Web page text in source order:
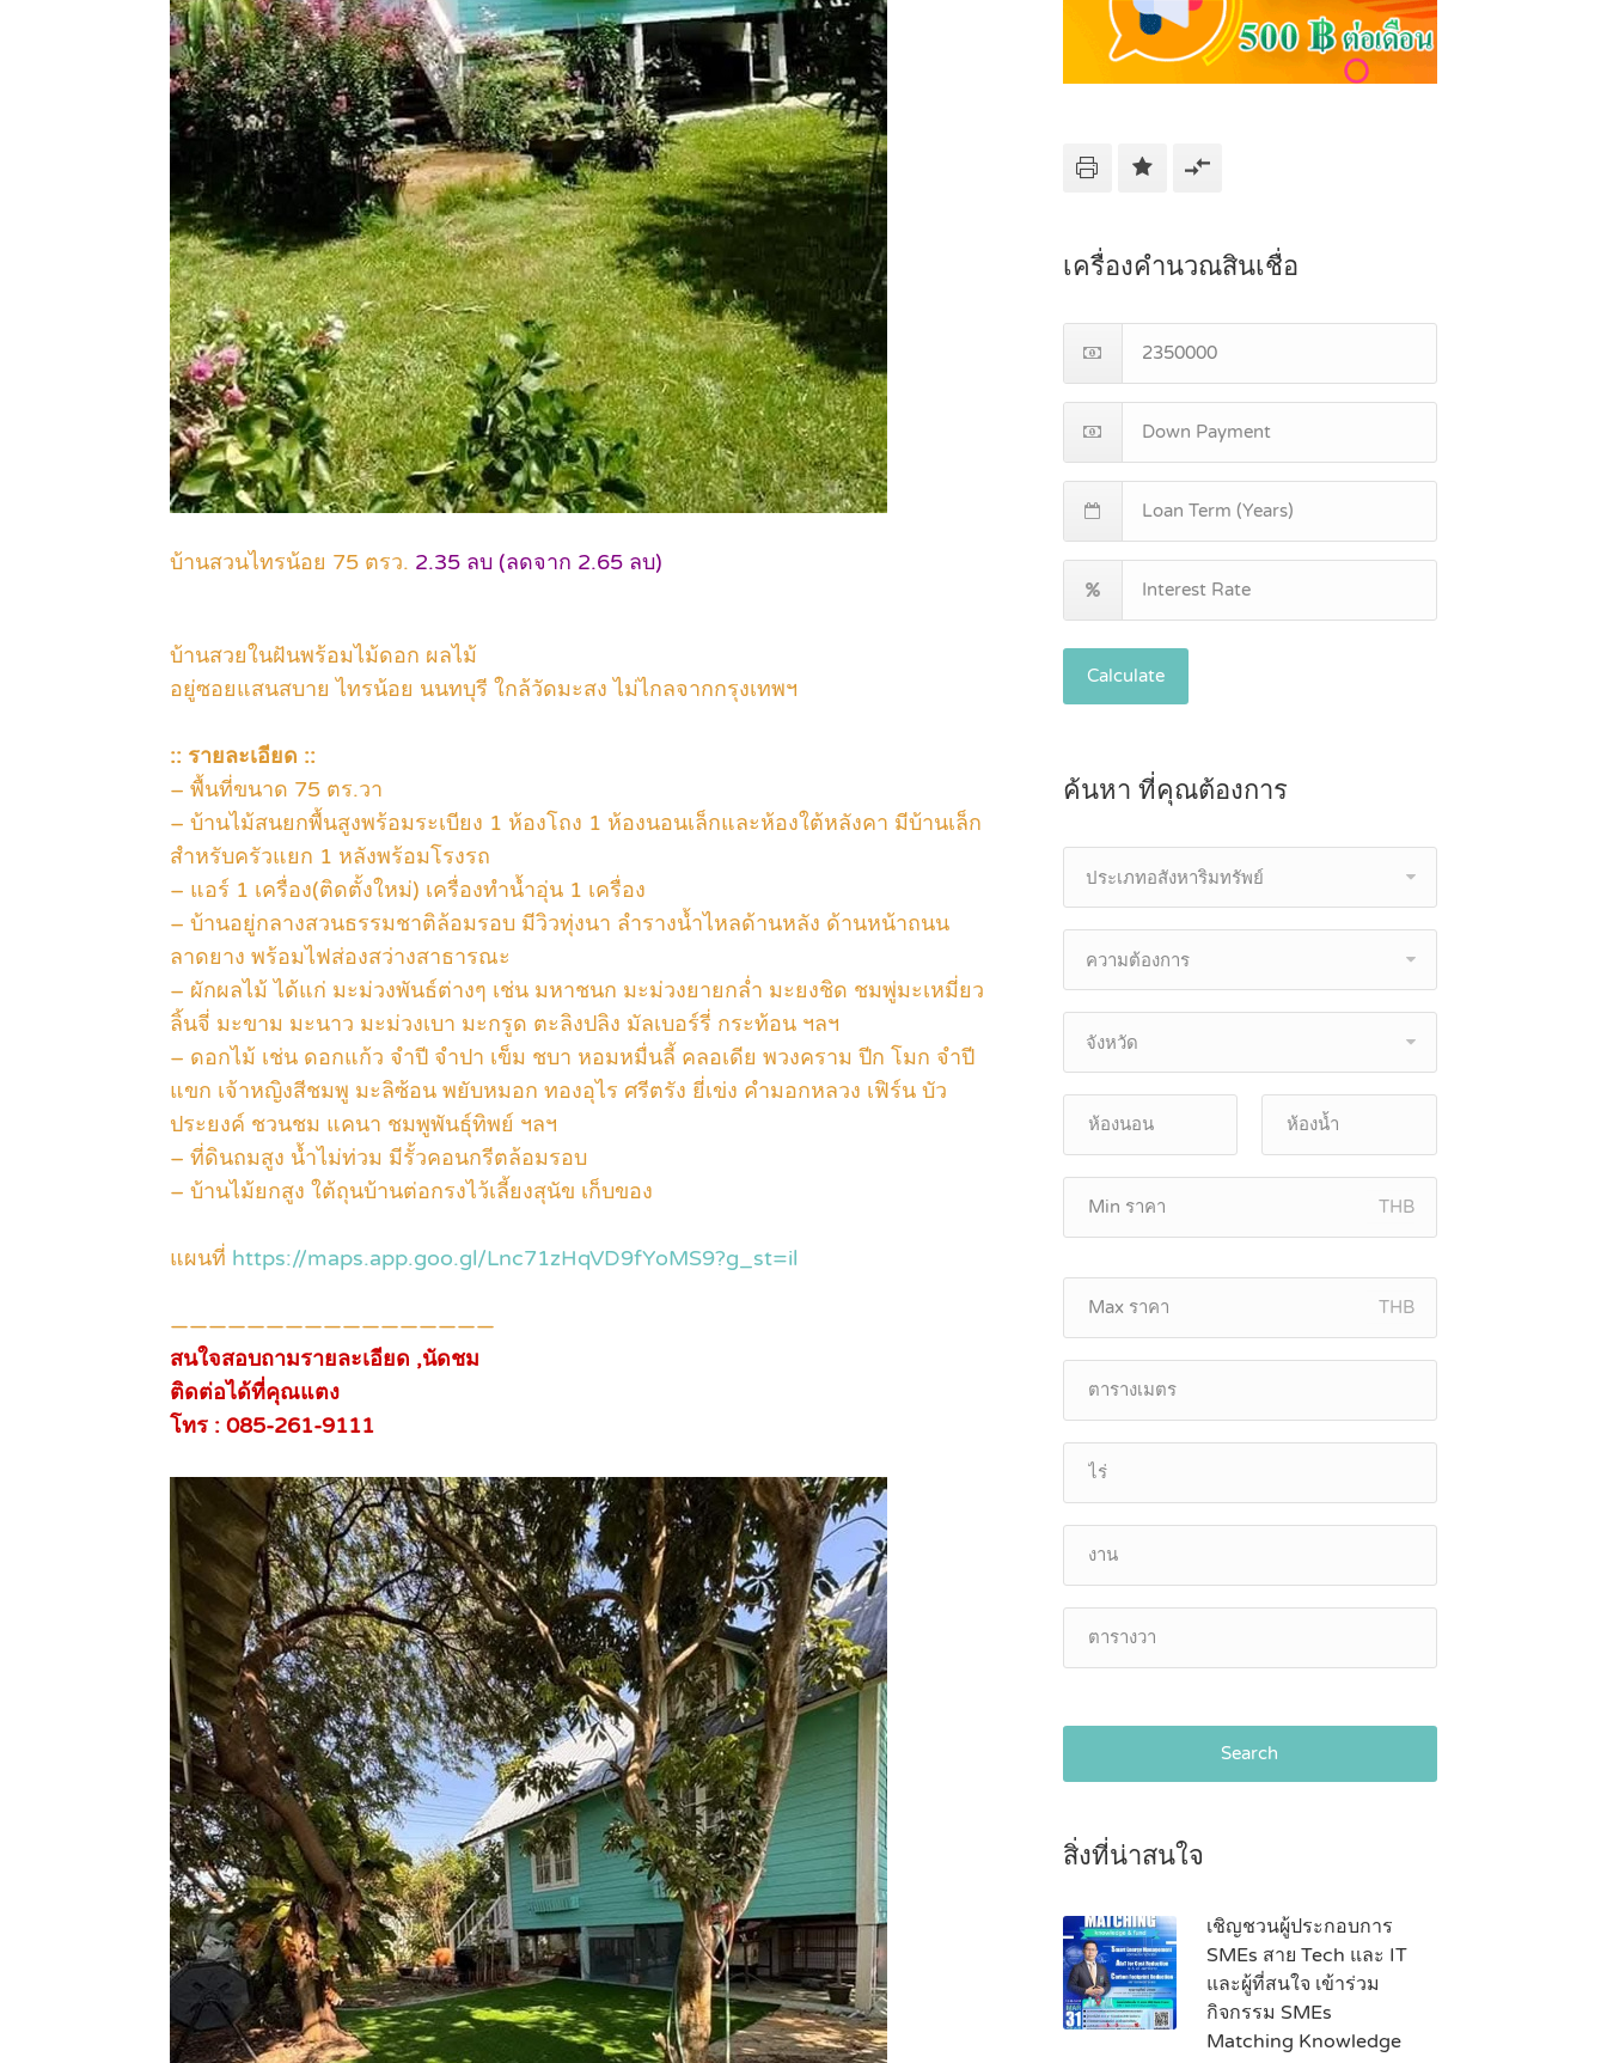
บ้านสวนไทรน้อย 75 ตรว. 2.35 ลบ (ลดจาก 2.65 ลบ)
บ้านสวยในฝันพร้อมไม้ดอก ผลไม้
อยู่ซอยแสนสบาย ไทรน้อย นนทบุรี ใกล้วัดมะสง ไม่ไกลจากกรุงเทพฯ
:: รายละเอียด ::
– พื้นที่ขนาด 75 ตร.วา
– บ้านไม้สนยกพื้นสูงพร้อมระเบียง 1 ห้องโถง 1 ห้องนอนเล็กและห้องใต้หลังคา มีบ้านเล็ก
สำหรับครัวแยก 1 หลังพร้อมโรงรถ
– แอร์ 1 เครื่อง(ติดตั้งใหม่) เครื่องทำน้ำอุ่น 1 เครื่อง
– บ้านอยู่กลางสวนธรรมชาติล้อมรอบ มีวิวทุ่งนา ลำรางน้ำไหลด้านหลัง ด้านหน้าถนน
ลาดยาง พร้อมไฟส่องสว่างสาธารณะ
– ผักผลไม้ ได้แก่ มะม่วงพันธ์ต่างๆ เช่น มหาชนก มะม่วงยายกล่ำ มะยงชิด ชมพู่มะเหมี่ยว
ลิ้นจี่ มะขาม มะนาว มะม่วงเบา มะกรูด ตะลิงปลิง มัลเบอร์รี่ กระท้อน ฯลฯ
– ดอกไม้ เช่น ดอกแก้ว จำปี จำปา เข็ม ชบา หอมหมื่นลี้ คลอเดีย พวงคราม ปีก โมก จำปี
แขก เจ้าหญิงสีชมพู มะลิซ้อน พยับหมอก ทองอุไร ศรีตรัง ยี่เข่ง คำมอกหลวง เฟิร์น บัว
ประยงค์ ชวนชม แคนา ชมพูพันธุ์ทิพย์ ฯลฯ
– ที่ดินถมสูง น้ำไม่ท่วม มีรั้วคอนกรีตล้อมรอบ
– บ้านไม้ยกสูง ใต้ถุนบ้านต่อกรงไว้เลี้ยงสุนัข เก็บของ
แผนที่ https://maps.app.goo.gl/Lnc71zHqVD9fYoMS9?g_st=il
—————————————————
สนใจสอบถามรายละเอียด ,นัดชม
ติดต่อได้ที่คุณแตง
โทร : 085-261-9111
เครื่องคำนวณสินเชื่อ
Calculate
ค้นหา ที่คุณต้องการ
ประเภทอสังหาริมทรัพย์
ความต้องการ
จังหวัด
THB
THB
Search
สิ่งที่น่าสนใจ
เชิญชวนผู้ประกอบการ
SMEs สาย Tech และ IT
และผู้ที่สนใจ เข้าร่วม
กิจกรรม SMEs
Matching Knowledge